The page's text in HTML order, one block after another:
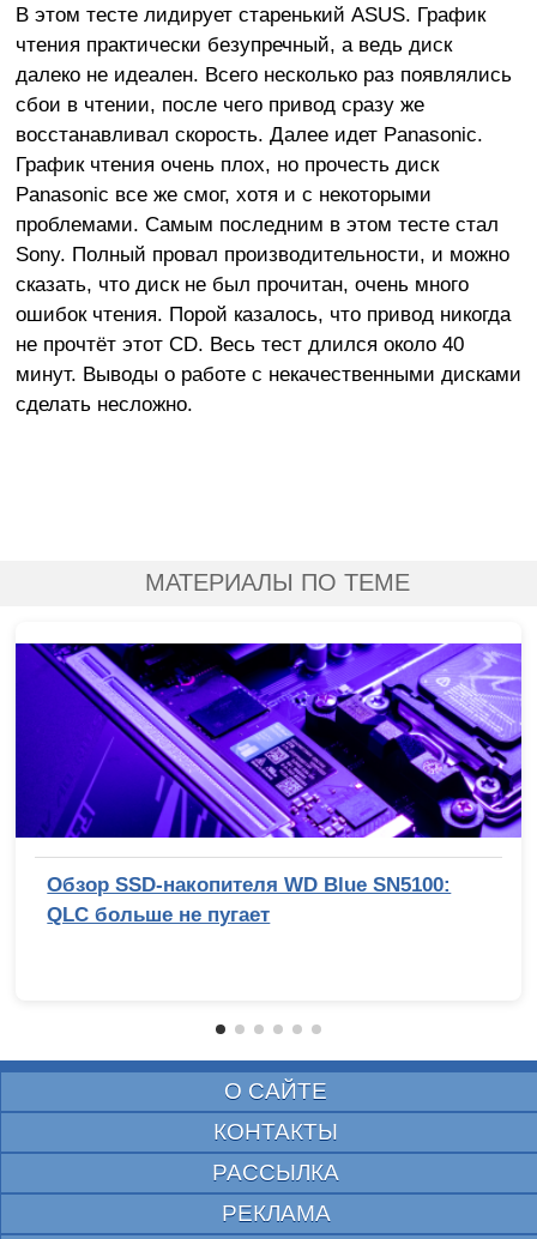
В этом тесте лидирует старенький ASUS. График
чтения практически безупречный, а ведь диск
далеко не идеален. Всего несколько раз появлялись
сбои в чтении, после чего привод сразу же
восстанавливал скорость. Далее идет Panasonic.
График чтения очень плох, но прочесть диск
Panasonic все же смог, хотя и с некоторыми
проблемами. Самым последним в этом тесте стал
Sony. Полный провал производительности, и можно
сказать, что диск не был прочитан, очень много
ошибок чтения. Порой казалось, что привод никогда
не прочтёт этот CD. Весь тест длился около 40
минут. Выводы о работе с некачественными дисками
сделать несложно.
МАТЕРИАЛЫ ПО ТЕМЕ
Обзор SSD-накопителя WD Blue SN5100:
QLC больше не пугает
О САЙТЕ
КОНТАКТЫ
РАССЫЛКА
РЕКЛАМА